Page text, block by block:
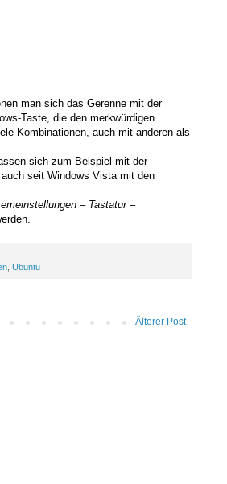
man sich das Gerenne mit der
Taste, die den merkwürdigen
Kombinationen, auch mit anderen als
sich zum Beispiel mit der
seit Windows Vista mit den
– Tastatur –
Ubuntu
Älterer Post